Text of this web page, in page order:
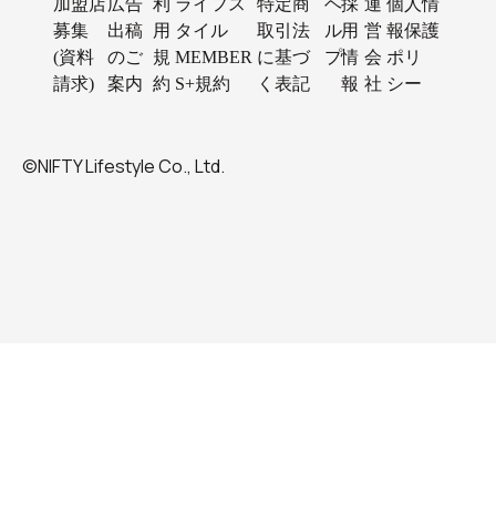
募集
(資料
請求)
出稿
のご
案内
用
規
約
タイル
MEMBER
S+規約
取引法
に基づ
く表記
ル
プ
用
情
報
営
会
社
報保護
ポリ
シー
©NIFTY Lifestyle Co., Ltd.